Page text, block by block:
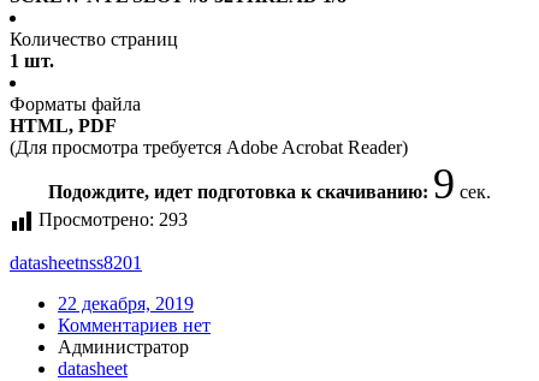
Количество страниц
1 шт.
Форматы файла
HTML, PDF
(Для просмотра требуется Adobe Acrobat Reader)
Подождите, идет подготовка к скачиванию: 9 сек.
Просмотрено: 293
datasheetnss8201
22 декабря, 2019
Комментариев нет
Администратор
datasheet